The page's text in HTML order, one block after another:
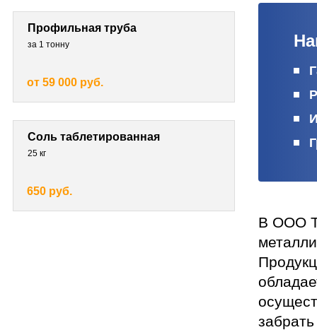
Профильная труба
за 1 тонну
от 59 000 руб.
Соль таблетированная
25 кг
650 руб.
В ООО